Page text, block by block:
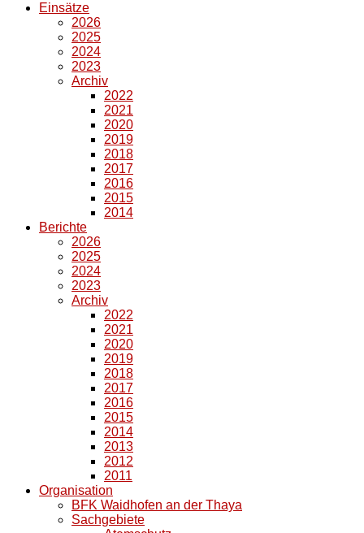
Einsätze
2026
2025
2024
2023
Archiv
2022
2021
2020
2019
2018
2017
2016
2015
2014
Berichte
2026
2025
2024
2023
Archiv
2022
2021
2020
2019
2018
2017
2016
2015
2014
2013
2012
2011
Organisation
BFK Waidhofen an der Thaya
Sachgebiete